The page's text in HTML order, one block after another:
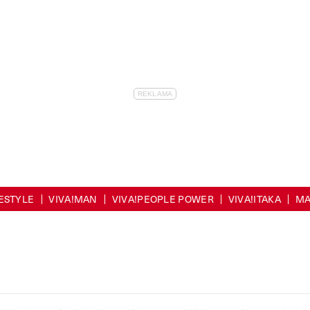
VIVA!MAN VIVA!PEOPLE POWER VIVA!ITAKA